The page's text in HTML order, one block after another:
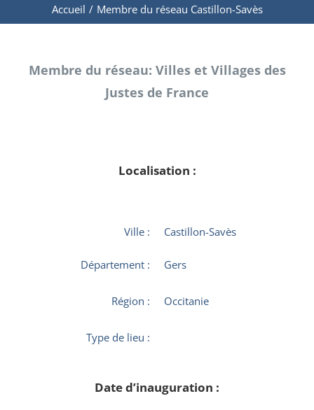
Accueil / Membre du réseau Castillon-Savès
Membre du réseau: Villes et Villages des
Justes de France
Localisation :
Ville : Castillon-Savès
Département : Gers
Région : Occitanie
Type de lieu :
Date d’inauguration :